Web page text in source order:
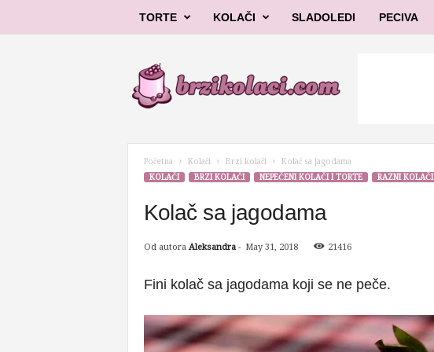
TORTE KOLAČI SLADOLEDI PECIVA
l
Početna Kolači Brzi kolači
Kolač sa jagodama
KOLAČI
BRZI KOLAČI NEPEČENI KOLAČI I TORTE RAZNI KOLAČI
Kolač sa jagodama
Od autora Aleksandra- May 31, 2018 21416
Fini kolač sa jagodama koji se ne peče.